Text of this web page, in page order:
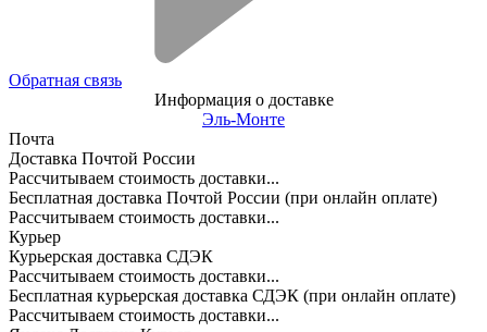
Обратная связь
Информация о доставке
Эль-Монте
Почта
Доставка Почтой России
Рассчитываем стоимость доставки...
Бесплатная доставка Почтой России (при онлайн оплате)
Рассчитываем стоимость доставки...
Курьер
Курьерская доставка СДЭК
Рассчитываем стоимость доставки...
Бесплатная курьерская доставка СДЭК (при онлайн оплате)
Рассчитываем стоимость доставки...